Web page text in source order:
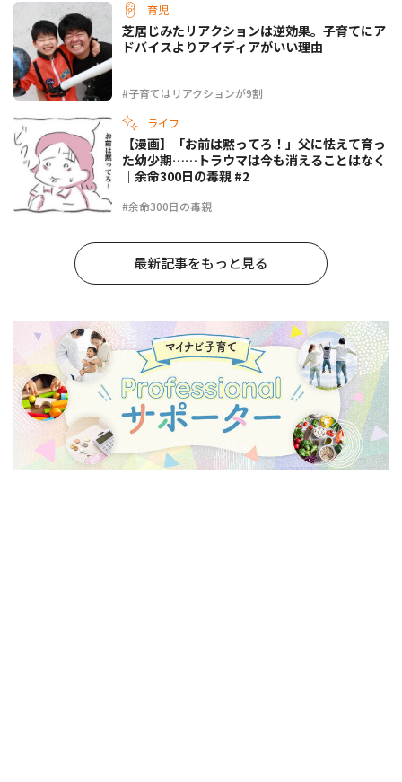
育児
#子育てはリアクションが9割
芝居じみたリアクションは逆効果。子育てにア
ドバイスよりアイディアがいい理由
ライフ
#余命300日の毒親
【漫画】「お前は黙ってろ！」父に怯えて育っ
た幼少期……トラウマは今も消えることはなく
｜余命300日の毒親 #2
最新記事をもっと見る